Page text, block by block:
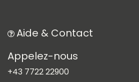
Aide & Contact​
Appelez-nous
+43 7722 22900